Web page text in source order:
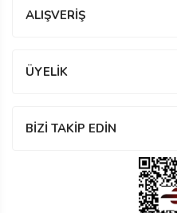
ALIŞVERİŞ
ÜYELİK
BİZİ TAKİP EDİN